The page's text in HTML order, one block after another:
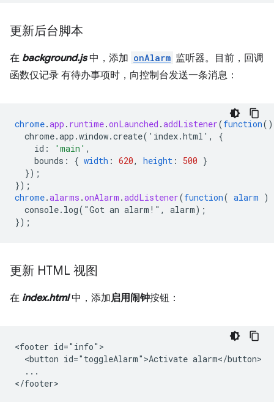
更新后台脚本
在 background.js中，添加 onAlarm 监听器。目前，回调
函数仅记录 有待办事项时，向控制台发送一条消息：
chrome.app . runtime.onLaunched .addListener(function()
chrome.app.window.create('index.html',
{
id : 'main' ,
bounds : { width : 620, height : 500 }
});
});
chrome.alarms .onAlarm .addListener(function( alarm )
console.log("Got an alarm!", alarm) ;
});
更新 HTML 视图
在 index.html中，添加启用闹钟按钮：
<footer id="info">
  <button id="toggleAlarm">Activate alarm</button>
  ...